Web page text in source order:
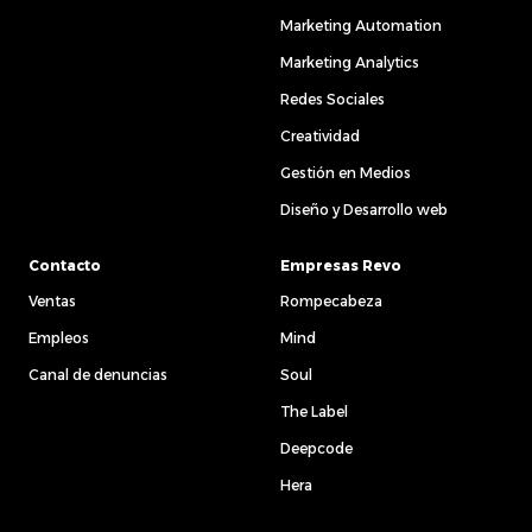
Marketing Automation
Marketing Analytics
Redes Sociales
Creatividad
Gestión en Medios
Diseño y Desarrollo web
Contacto
Ventas
Empleos
Canal de denuncias
Empresas Revo
Rompecabeza
Mind
Soul
The Label
Deepcode
Hera